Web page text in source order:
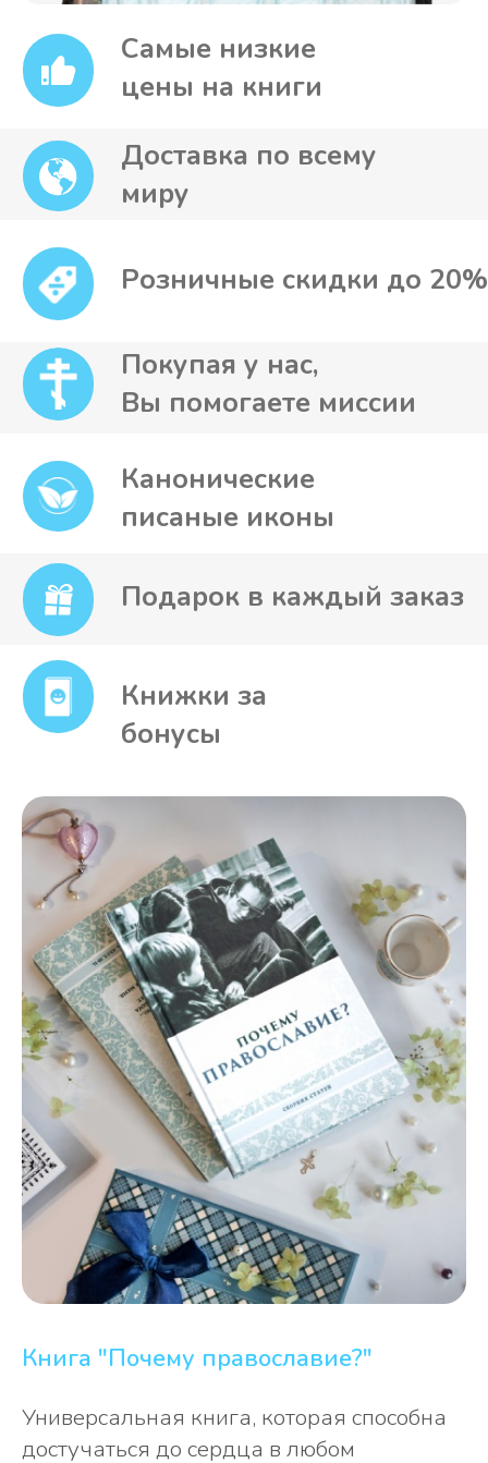
Книга "Почему православие?"
Универсальная книга, которая способна
достучаться до сердца в любом
состоянии: от окамененного до
тоскливого. Она рассказывает о Боге и о
наших с Ним отношениях одновременно
и понятно, и глубоко. Эта книга – одна из
тех, которые стоит прочитать в любом
возрасте. Даже если человек уже давно
ходит в храм, она будет интересна.
Электронная книга
Не продается
Есть в наличии
Подробнее о доставке